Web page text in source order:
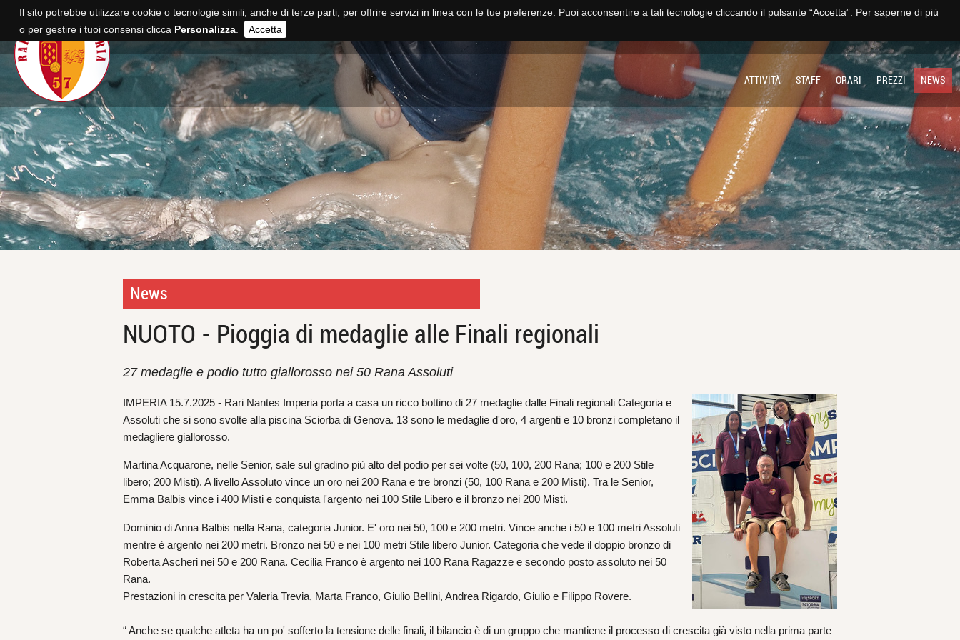
ATTIVITÀ STAFF ORARI PREZZI NEWS
News
NUOTO - Pioggia di medaglie alle Finali regionali
27 medaglie e podio tutto giallorosso nei 50 Rana Assoluti
IMPERIA 15.7.2025 - Rari Nantes Imperia porta a casa un ricco bottino di 27 medaglie dalle Finali regionali Categoria e
Assoluti che si sono svolte alla piscina Sciorba di Genova. 13 sono le medaglie d'oro, 4 argenti e 10 bronzi completano il
medagliere giallorosso.
Martina Acquarone, nelle Senior, sale sul gradino più alto del podio per sei volte (50, 100, 200 Rana; 100 e 200 Stile
libero; 200 Misti). A livello Assoluto vince un oro nei 200 Rana e tre bronzi (50, 100 Rana e 200 Misti). Tra le Senior,
Emma Balbis vince i 400 Misti e conquista l'argento nei 100 Stile Libero e il bronzo nei 200 Misti.
Dominio di Anna Balbis nella Rana, categoria Junior. E' oro nei 50, 100 e 200 metri. Vince anche i 50 e 100 metri Assoluti
mentre è argento nei 200 metri. Bronzo nei 50 e nei 100 metri Stile libero Junior. Categoria che vede il doppio bronzo di
Roberta Ascheri nei 50 e 200 Rana. Cecilia Franco è argento nei 100 Rana Ragazze e secondo posto assoluto nei 50
Rana.
Prestazioni in crescita per Valeria Trevia, Marta Franco, Giulio Bellini, Andrea Rigardo, Giulio e Filippo Rovere.
“ Anche se qualche atleta ha un po' sofferto la tensione delle finali, il bilancio è di un gruppo che mantiene il processo di crescita già visto nella prima parte
Il sito potrebbe utilizzare cookie o tecnologie simili, anche di terze parti, per offrire servizi in linea con le tue preferenze. Puoi acconsentire a tali tecnologie cliccando il pulsante “Accetta”. Per saperne di più
o per gestire i tuoi consensi clicca Personalizza. Accetta